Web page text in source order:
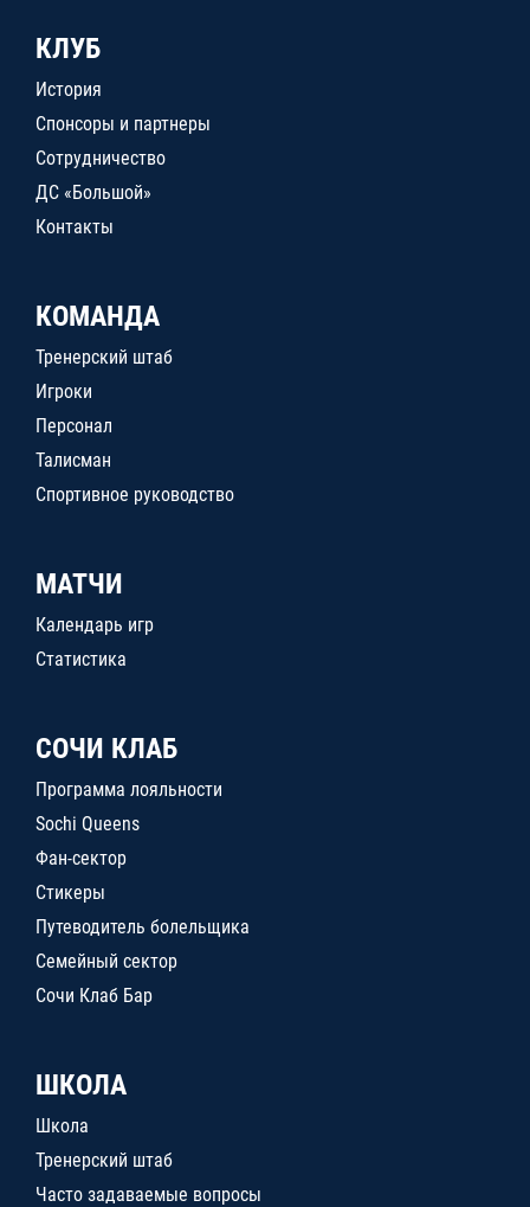
КЛУБ
История
Спонсоры и партнеры
Сотрудничество
ДС «Большой»
Контакты
КОМАНДА
Тренерский штаб
Игроки
Персонал
Талисман
Спортивное руководство
МАТЧИ
Календарь игр
Статистика
СОЧИ КЛАБ
Программа лояльности
Sochi Queens
Фан-сектор
Стикеры
Путеводитель болельщика
Семейный сектор
Сочи Клаб Бар
ШКОЛА
Школа
Тренерский штаб
Часто задаваемые вопросы